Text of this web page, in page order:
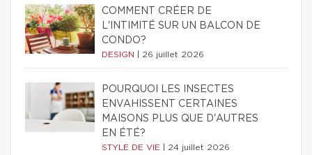
COMMENT CRÉER DE
L'INTIMITÉ SUR UN BALCON DE
CONDO?
DESIGN 26 juillet 2026
POURQUOI LES INSECTES
ENVAHISSENT CERTAINES
MAISONS PLUS QUE D'AUTRES
EN ÉTÉ?
STYLE DE VIE 24 juillet 2026